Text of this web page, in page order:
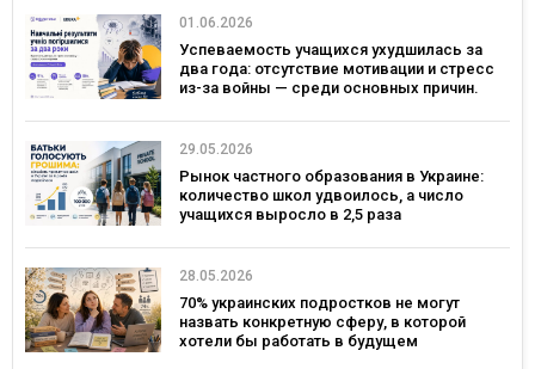
01.06.2026
Успеваемость учащихся ухудшилась за
два года: отсутствие мотивации и стресс
из-за войны — среди основных причин.
29.05.2026
Рынок частного образования в Украине:
количество школ удвоилось, а число
учащихся выросло в 2,5 раза
28.05.2026
70% украинских подростков не могут
назвать конкретную сферу, в которой
хотели бы работать в будущем